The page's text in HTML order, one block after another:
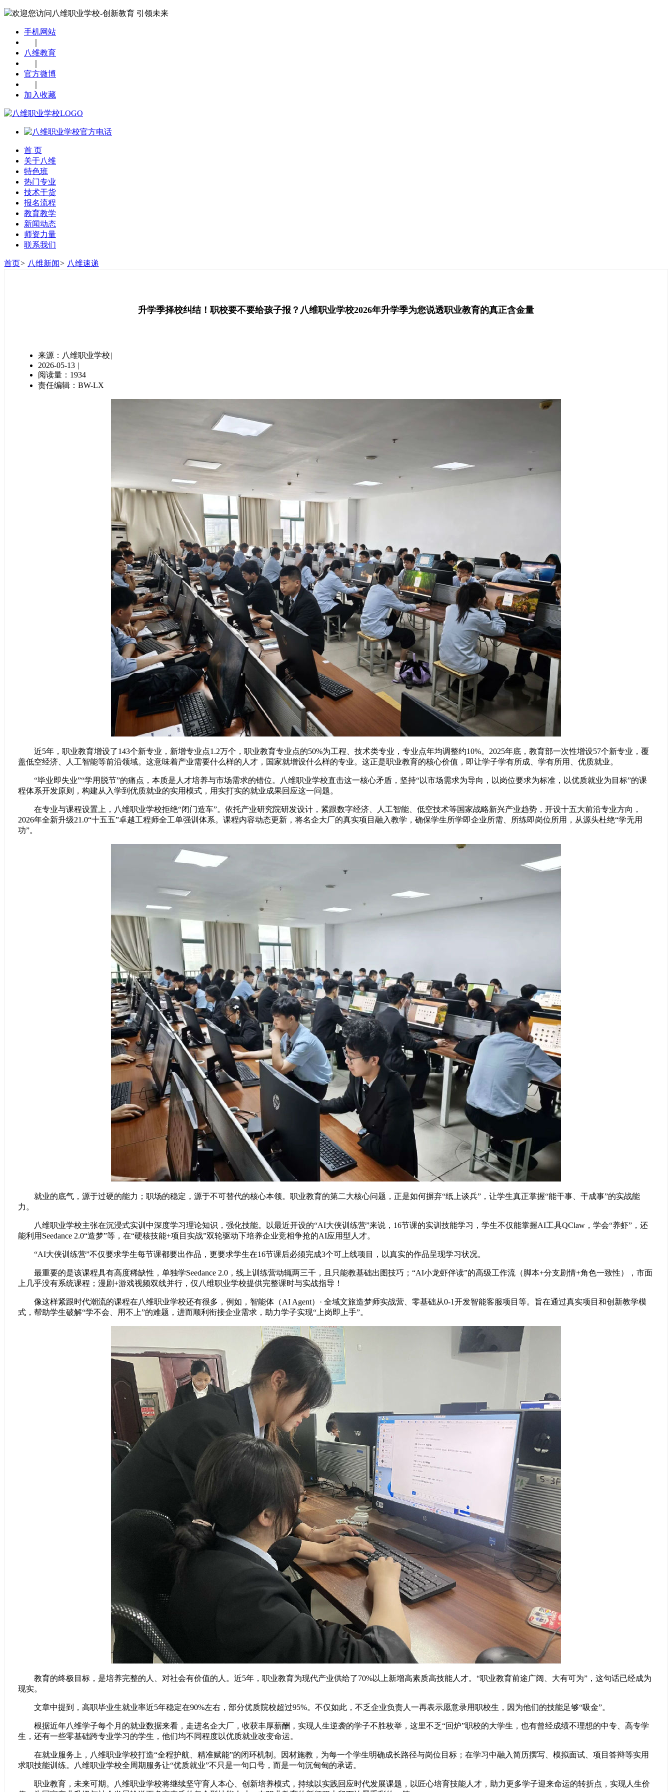
欢迎您访问八维职业学校-创新教育 引领未来
手机网站
八维教育
官方微博
加入收藏
首 页
关于八维
特色班
热门专业
技术干货
报名流程
教育教学
新闻动态
师资力量
联系我们
首页> 八维新闻> 八维速递
升学季择校纠结！职校要不要给孩子报？八维职业学校2026年升学季为您说透职业教育的真正含金量
来源：八维职业学校|
2026-05-13 |
阅读量：1934
责任编辑：BW-LX
近5年，职业教育增设了143个新专业，新增专业点1.2万个，职业教育专业点的50%为工程、技术类专业，专业点年均调整约10%。2025年底，教育部一次性增设57个新专业，覆
盖低空经济、人工智能等前沿领域。这意味着产业需要什么样的人才，国家就增设什么样的专业。这正是职业教育的核心价值，即让学子学有所成、学有所用、优质就业。
“毕业即失业”“学用脱节”的痛点，本质是人才培养与市场需求的错位。 八维职业学校直击这一核心矛盾，坚持“以市场需求为导向，以岗位要求为标准，以优质就业为目标”的课
程体系开发原则，构建从入学到优质就业的实用模式，用实打实的就业成果回应这一问题。
在专业与课程设置上， 八维职业学校拒绝“闭门造车”。依托产业研究院研发设计，紧跟数字经济、人工智能、低空技术等国家战略新兴产业趋势，开设十五大前沿专业方向，
2026年全新升级21.0“十五五”卓越工程师全工单强训体系。课程内容动态更新，将名企大厂的真实项目融入教学，确保学生所学即企业所需、所练即岗位所用，从源头杜绝“学无用
功”。
就业的底气，源于过硬的能力；职场的稳定，源于不可替代的核心本领。职业教育的第二大核心问题，正是如何摒弃“纸上谈兵”，让学生真正掌握“能干事、干成事”的实战能
力。
八维职业学校主张在沉浸式实训中深度学习理论知识，强化技能。以最近开设的“AI大侠训练营”来说，16节课的实训技能学习，学生不仅能掌握AI工具QClaw，学会“养虾”，还
能利用Seedance 2.0“造梦”等，在“硬核技能+项目实战”双轮驱动下培养企业竞相争抢的AI应用型人才。
“AI大侠训练营”不仅要求学生每节课都要出作品，更要求学生在16节课后必须完成3个可上线项目，以真实的作品呈现学习状况。
最重要的是该课程具有高度稀缺性，单独学Seedance 2.0，线上训练营动辄两三千，且只能教基础出图技巧；“AI小龙虾伴读”的高级工作流（脚本+分支剧情+角色一致性），市面
上几乎没有系统课程；漫剧+游戏视频双线并行，仅 八维职业学校提供完整课时与实战指导！
像这样紧跟时代潮流的课程在八维职业学校还有很多，例如，智能体（AI Agent）· 全域文旅造梦师实战营、零基础从0-1开发智能客服项目等。旨在通过真实项目和创新教学模
式，帮助学生破解“学不会、用不上”的难题，进而顺利衔接企业需求，助力学子实现“上岗即上手”。
教育的终极目标，是培养完整的人、对社会有价值的人。近5年，职业教育为现代产业供给了70%以上新增高素质高技能人才。“职业教育前途广阔、大有可为”，这句话已经成为
现实。
文章中提到，高职毕业生就业率近5年稳定在90%左右，部分优质院校超过95%。不仅如此，不乏企业负责人一再表示愿意录用职校生，因为他们的技能足够“吸金”。
根据近年八维学子每个月的就业数据来看，走进名企大厂，收获丰厚薪酬，实现人生逆袭的学子不胜枚举，这里不乏“回炉”职校的大学生，也有曾经成绩不理想的中专、高专学
生，还有一些零基础跨专业学习的学生，他们均不同程度以优质就业改变命运。
在就业服务上，八维职业学校打造“全程护航、精准赋能”的闭环机制。因材施教，为每一个学生明确成长路径与岗位目标；在学习中融入简历撰写、模拟面试、项目答辩等实用
求职技能训练。
八维职业学校全周期服务让“优质就业”不只是一句口号，而是一句沉甸甸的承诺。
职业教育，未来可期。八维职业学校将继续坚守育人本心、创新培养模式，持续以实践回应时代发展课题，以匠心培育技能人才，助力更多学子迎来命运的转折点，实现人生价